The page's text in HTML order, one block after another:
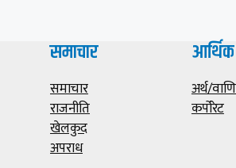
समाचार
समाचार
राजनीति
खेलकुद
अपराध
आर्थिक
अर्थ/
कर्पोरेट